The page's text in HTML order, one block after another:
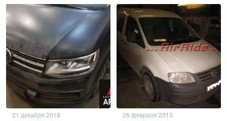
21 декабря 2018 26 февраля 2013